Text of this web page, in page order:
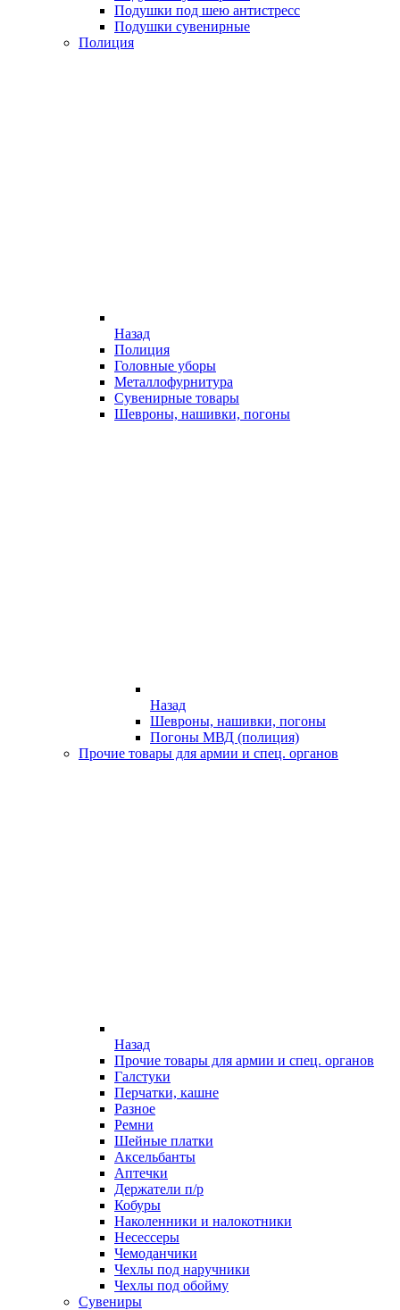
Подушки под шею антистресс
Подушки сувенирные
Полиция
Назад
Полиция
Головные уборы
Металлофурнитура
Сувенирные товары
Шевроны, нашивки, погоны
Назад
Шевроны, нашивки, погоны
Погоны МВД (полиция)
Прочие товары для армии и спец. органов
Назад
Прочие товары для армии и спец. органов
Галстуки
Перчатки, кашне
Разное
Ремни
Шейные платки
Аксельбанты
Аптечки
Держатели п/р
Кобуры
Наколенники и налокотники
Несессеры
Чемоданчики
Чехлы под наручники
Чехлы под обойму
Сувениры